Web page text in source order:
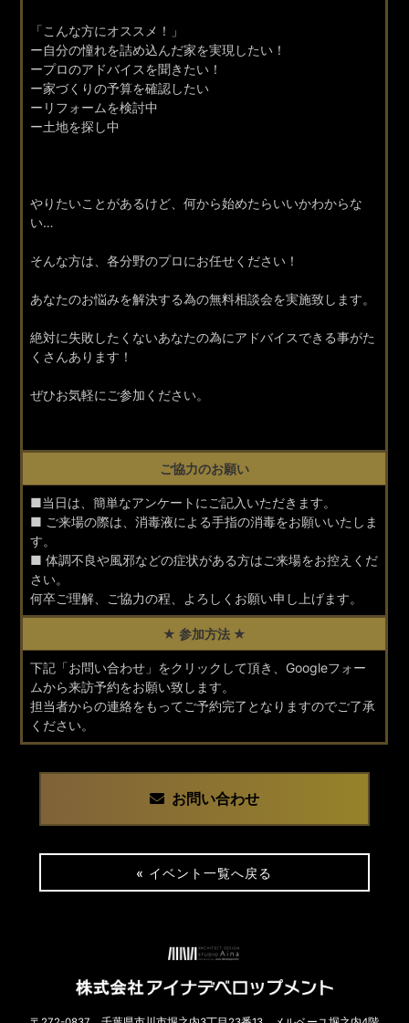
「こんな方にオススメ！」
ー自分の憧れを詰め込んだ家を実現したい！
ープロのアドバイスを聞きたい！
ー家づくりの予算を確認したい
ーリフォームを検討中
ー土地を探し中
やりたいことがあるけど、何から始めたらいいかわからな
い…
そんな方は、各分野のプロにお任せください！
あなたのお悩みを解決する為の無料相談会を実施致します。
絶対に失敗したくないあなたの為にアドバイスできる事がた
くさんあります！
ぜひお気軽にご参加ください。
ご協力のお願い
■当日は、簡単なアンケートにご記入いただきます。
■ ご来場の際は、消毒液による手指の消毒をお願いいたしま
す。
■ 体調不良や風邪などの症状がある方はご来場をお控えくだ
さい。
何卒ご理解、ご協力の程、よろしくお願い申し上げます。
★ 参加方法 ★
下記「お問い合わせ」をクリックして頂き、Googleフォー
ムから来訪予約をお願い致します。
担当者からの連絡をもってご予約完了となりますのでご了承
ください。
お問い合わせ
« イベント一覧へ戻る